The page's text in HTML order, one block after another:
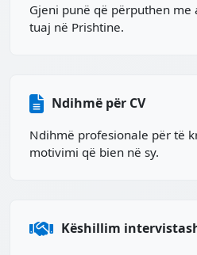
Gjeni punë që përputhen
tuaj në Prishtine.
Ndihmë për CV
Ndihmë profesionale për të
motivimi që bien në sy.
Këshillim